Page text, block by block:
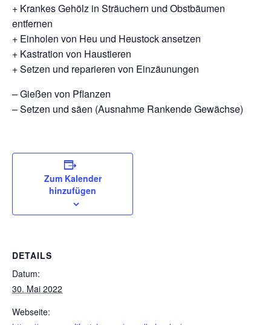
+ Krankes Gehölz in Sträuchern und Obstbäumen
entfernen
+ Einholen von Heu und Heustock ansetzen
+ Kastration von Haustieren
+ Setzen und reparieren von Einzäunungen
– Gießen von Pflanzen
– Setzen und säen (Ausnahme Rankende Gewächse)
Zum Kalender
hinzufügen
DETAILS
Datum:
30. Mai 2022
Webseite: